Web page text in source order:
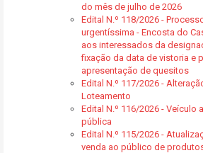
do mês de julho de 2026
Edital N.º 118/2026 -
urgentíssima - Encosta do
aos interessados da
fixação da data de vistoria e
apresentação de quesitos
Edital N.º 117/2026 -
Loteamento
Edital N.º 116/2026 - Veículo
pública
Edital N.º 115/2026 -
venda ao público de